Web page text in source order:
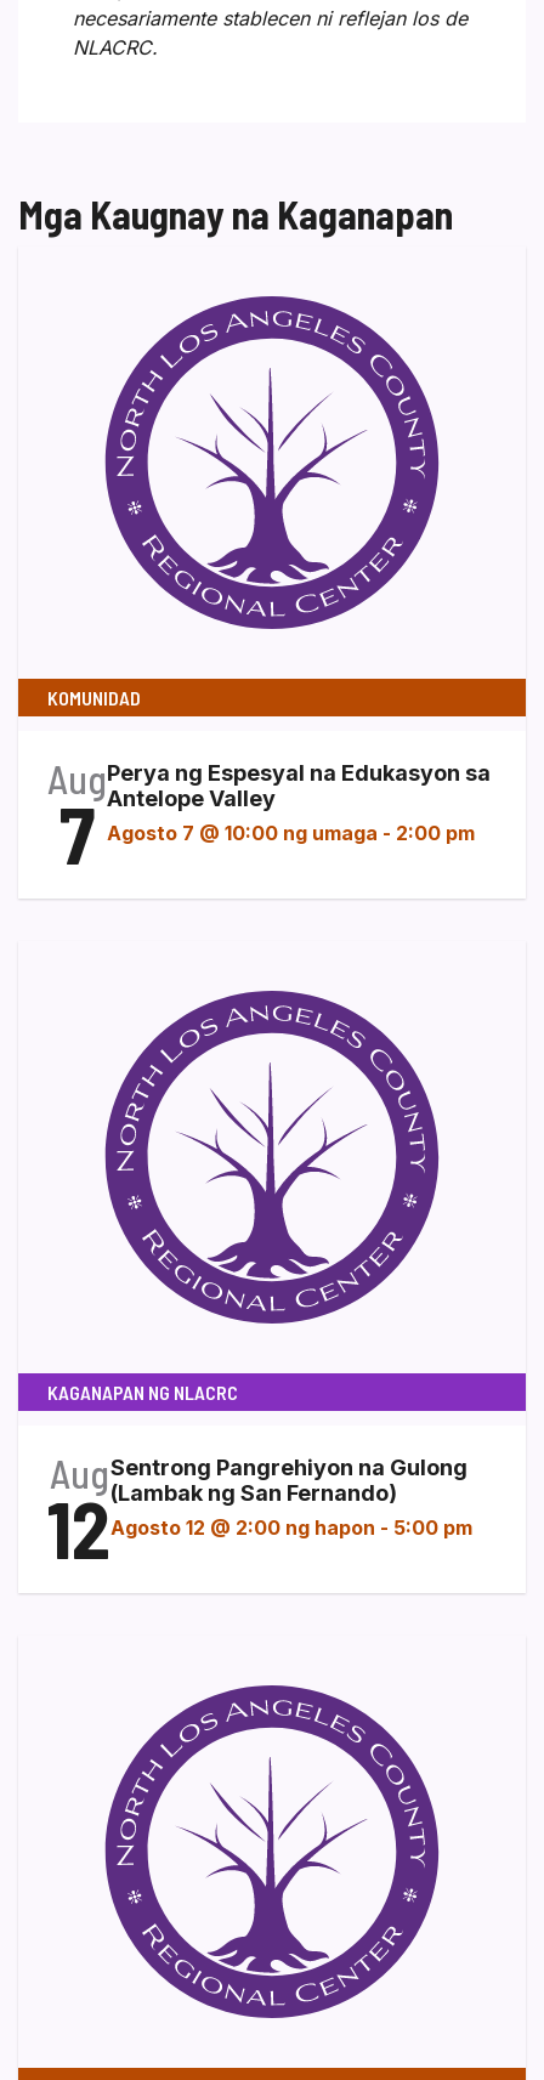
necesariamente stablecen ni reflejan los de
NLACRC.
Mga Kaugnay na Kaganapan
KOMUNIDAD
Aug
7
Perya ng Espesyal na Edukasyon sa
Antelope Valley
Agosto 7 @ 10:00 ng umaga - 2:00 pm
KAGANAPAN NG NLACRC
Aug
12
Sentrong Pangrehiyon na Gulong
(Lambak ng San Fernando)
Agosto 12 @ 2:00 ng hapon - 5:00 pm